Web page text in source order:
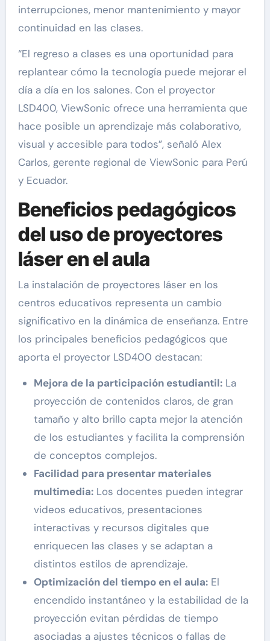
interrupciones, menor mantenimiento y mayor
continuidad en las clases.
“El regreso a clases es una oportunidad para
replantear cómo la tecnología puede mejorar el
día a día en los salones. Con el proyector
LSD400, ViewSonic ofrece una herramienta que
hace posible un aprendizaje más colaborativo,
visual y accesible para todos”, señaló Alex
Carlos, gerente regional de ViewSonic para Perú
y Ecuador.
Beneficios pedagógicos
del uso de proyectores
láser en el aula
La instalación de proyectores láser en los
centros educativos representa un cambio
significativo en la dinámica de enseñanza. Entre
los principales beneficios pedagógicos que
aporta el proyector LSD400 destacan:
Mejora de la participación estudiantil:La
proyección de contenidos claros, de gran
tamaño y alto brillo capta mejor la atención
de los estudiantes y facilita la comprensión
de conceptos complejos.
Facilidad para presentar materiales
multimedia:Los docentes pueden integrar
videos educativos, presentaciones
interactivas y recursos digitales que
enriquecen las clases y se adaptan a
distintos estilos de aprendizaje.
Optimización del tiempo en el aula:El
encendido instantáneo y la estabilidad de la
proyección evitan pérdidas de tiempo
asociadas a ajustes técnicos o fallas de